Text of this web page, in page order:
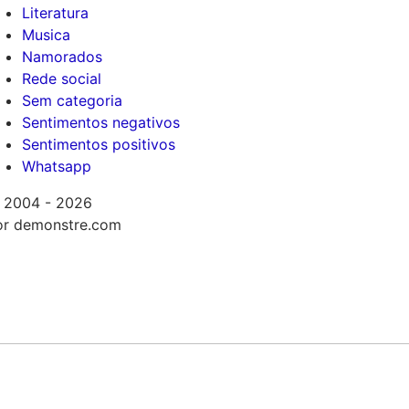
Literatura
Musica
Namorados
Rede social
Sem categoria
Sentimentos negativos
Sentimentos positivos
Whatsapp
- 2026
demonstre.com